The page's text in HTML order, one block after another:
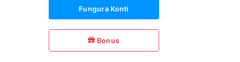
Fungura Konti
Bonus